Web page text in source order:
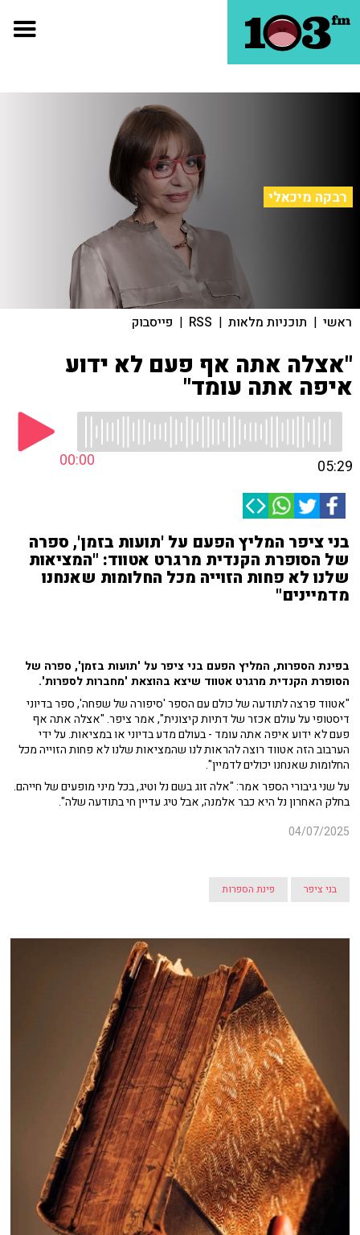
רבקה מיכאלי
ראשי | תוכניות מלאות |
RSS
| פייסבוק
"אצלה אתה אף פעם לא ידוע
איפה אתה עומד"
00:00 05:29
בני ציפר המליץ הפעם על 'תועות בזמן', ספרה
של הסופרת הקנדית מרגרט אטווד: "המציאות
שלנו לא פחות הזוייה מכל החלומות שאנחנו
מדמיינים"
בפינת הספרות, המליץ הפעם בני ציפר על 'תועות בזמן', ספרה של
הסופרת הקנדית מרגרט אטווד שיצא בהוצאת 'מחברות לספרות'.
"אטווד פרצה לתודעה של כולם עם הספר 'סיפורה של שפחה', ספר בדיוני
דיסטופי על עולם אכזר של דתיות קיצונית", אמר ציפר. "אצלה אתה אף
פעם לא ידוע איפה אתה עומד - בעולם מדע בדיוני או במציאות. על ידי
הערבוב הזה אטווד רוצה להראות לנו שהמציאות שלנו לא פחות הזוייה מכל
החלומות שאנחנו יכולים לדמיין".
על שני גיבורי הספר אמר: "אלה זוג בשם נל וטיג, בכל מיני מופעים של חייהם.
בחלק האחרון נל היא כבר אלמנה, אבל טיג עדיין חי בתודעה שלה".
04/07/2025
בני ציפר פינת הספרות